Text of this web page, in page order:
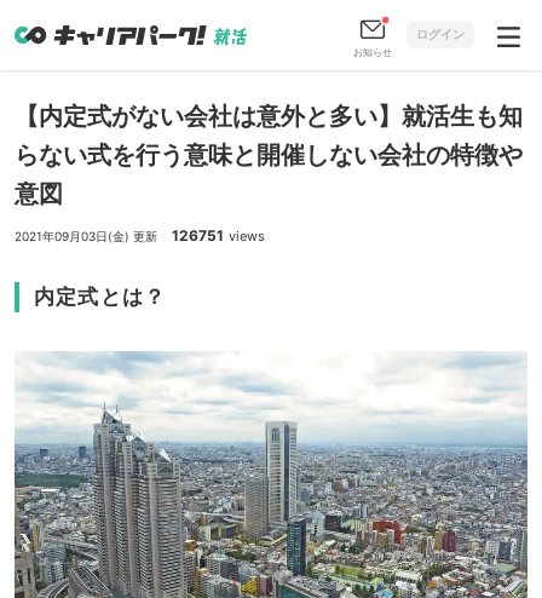
お知らせ
ログイン
【内定式がない会社は意外と多い】就活生も知
らない式を行う意味と開催しない会社の特徴や
意図
2021年09月03日(金) 更新 126751 views
内定式とは？